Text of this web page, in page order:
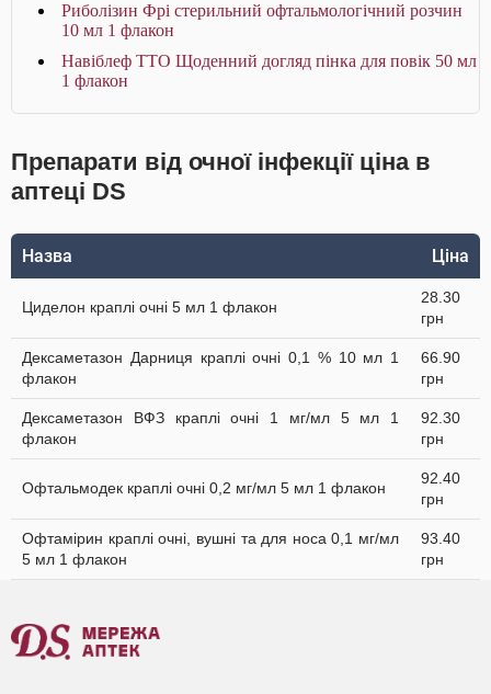
Риболізин Фрі стерильний офтальмологічний розчин
10 мл 1 флакон
Навіблеф ТТО Щоденний догляд пінка для повік 50 мл
1 флакон
Препарати від очної інфекції ціна в
аптеці DS
Назва Ціна
Циделон краплі очні 5 мл 1 флакон
28.30
грн
Дексаметазон Дарниця краплі очні 0,1 % 10 мл 1
флакон
66.90
грн
Дексаметазон ВФЗ краплі очні 1 мг/мл 5 мл 1
флакон
92.30
грн
Офтальмодек краплі очні 0,2 мг/мл 5 мл 1 флакон
92.40
грн
Офтамірин краплі очні, вушні та для носа 0,1 мг/мл
5 мл 1 флакон
93.40
грн